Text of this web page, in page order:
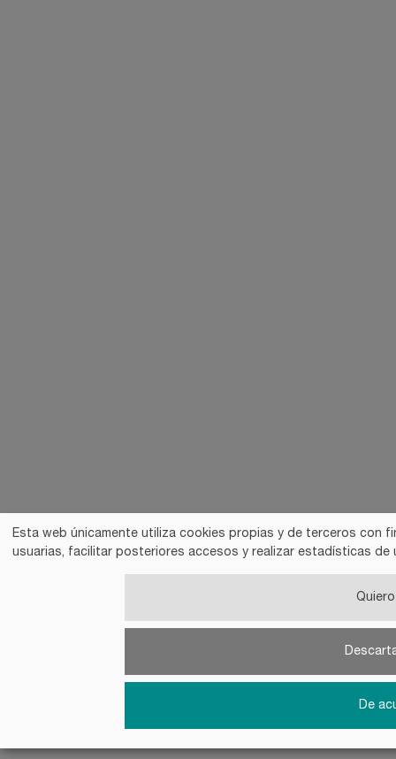
Esta web únicamente utiliza cookies propias y de terceros con
usuarias, facilitar posteriores accesos y realizar estadísticas
De